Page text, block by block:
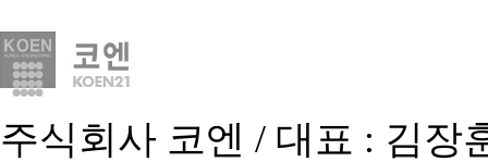
주식회사 코엔 / 대표 : 김장